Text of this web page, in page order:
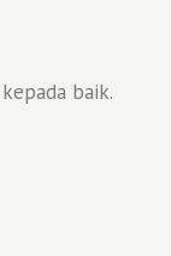
baik.